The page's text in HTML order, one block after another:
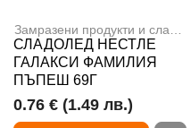
СЛАДОЛЕД НЕСТЛЕ
ГАЛАКСИ ФАМИЛИЯ
ПЪПЕШ 69Г
0.76 € (1.49 лв.)